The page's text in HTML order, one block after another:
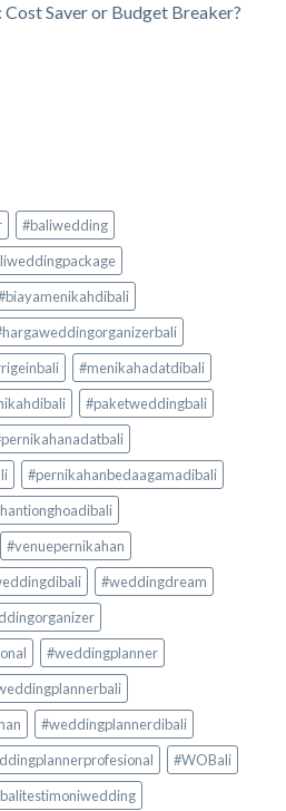
Saver or Budget Breaker?
#baliwedding
#menikahadatdibali
#paketweddingbali
#pernikahanbedaagamadibali
#venuepernikahan
#weddingdream
#weddingplanner
#weddingplannerdibali
#WOBali
balitestimoniwedding